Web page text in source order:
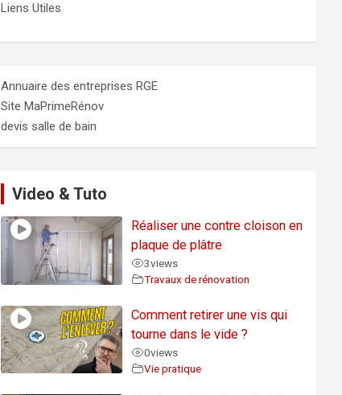
Liens Utiles
Annuaire des entreprises RGE
Site MaPrimeRénov
devis salle de bain
Video & Tuto
Réaliser une contre cloison en
plaque de plâtre
3views
Travaux de rénovation
Comment retirer une vis qui
tourne dans le vide ?
0views
Vie pratique